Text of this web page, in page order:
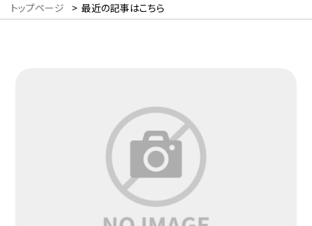
トップページ > 最近の記事はこちら